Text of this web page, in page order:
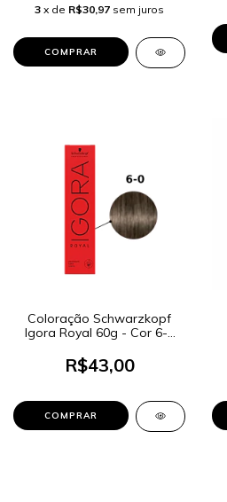
3 x de R$30,97 sem juros
Coloração Schwarzkopf
Igora Royal 60g - Cor 6-0
R$43,00